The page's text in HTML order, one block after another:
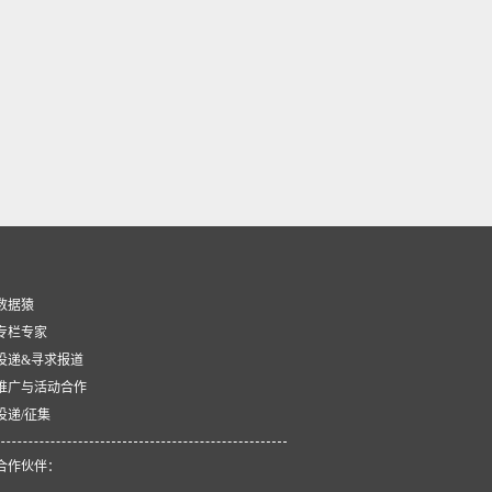
据猿
栏专家
递&寻求报道
广与活动合作
递/征集
作伙伴：